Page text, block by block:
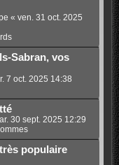
« ven. 31 oct. 2025
Sabran, vos
7 oct. 2025 14:38
30 sept. 2025 12:29
populaire